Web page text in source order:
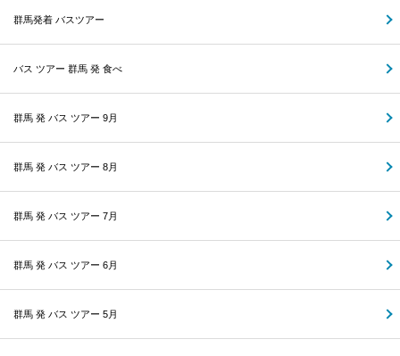
群馬発着 バスツアー
バス ツアー 群馬 発 食べ
群馬 発 バス ツアー 9月
群馬 発 バス ツアー 8月
群馬 発 バス ツアー 7月
群馬 発 バス ツアー 6月
群馬 発 バス ツアー 5月